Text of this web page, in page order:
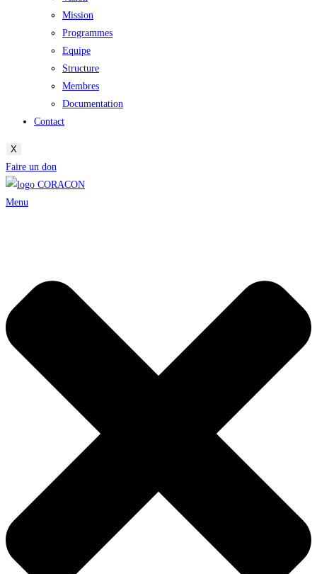
Mission
Programmes
Equipe
Structure
Membres
Documentation
Contact
X
Faire un don
Menu